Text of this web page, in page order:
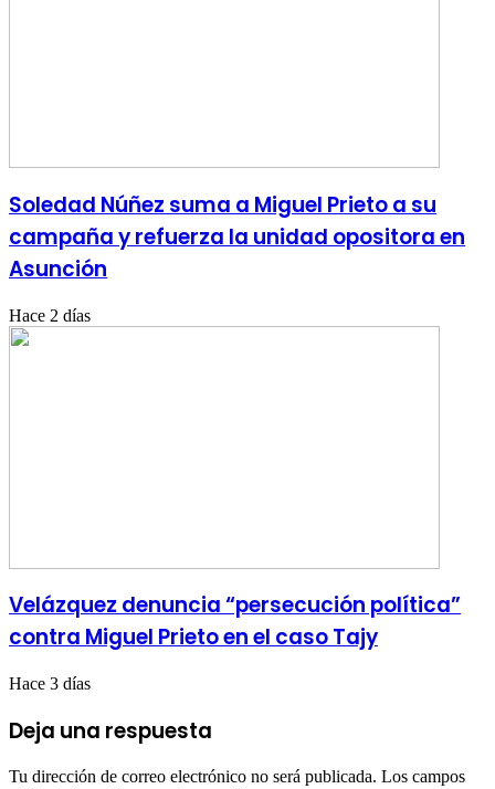
Soledad Núñez suma a Miguel Prieto a su
campaña y refuerza la unidad opositora en
Asunción
Hace 2 días
Velázquez denuncia “persecución política”
contra Miguel Prieto en el caso Tajy
Hace 3 días
Deja una respuesta
Tu dirección de correo electrónico no será publicada. Los campos